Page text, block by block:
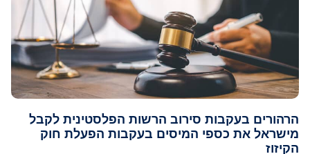
הרהורים בעקבות סירוב הרשות הפלסטינית לקבל
מישראל את כספי המיסים בעקבות הפעלת חוק
הקיזוז